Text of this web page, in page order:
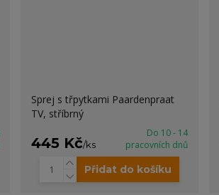
Sprej s třpytkami Paardenpraat
TV, stříbrný
445 Kč/ks
Do 10 - 14
pracovních dnů
Přidat do košíku